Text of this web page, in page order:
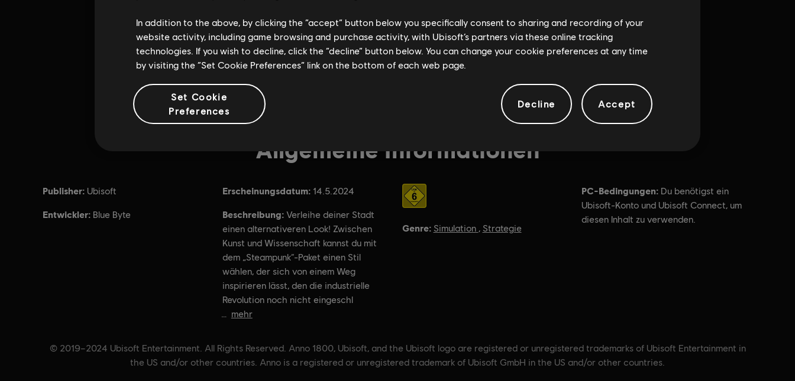
Allgemeine Informationen
Publisher: Ubisoft
Entwickler: Blue Byte
Erscheinungsdatum: 14.5.2024
Beschreibung: Verleihe deiner Stadt
einen alternativeren Look! Zwischen
Kunst und Wissenschaft kannst du mit
dem „Steampunk“-Paket einen Stil
wählen, der sich von einem Weg
inspirieren lässt, den die industrielle
Revolution noch nicht eingeschl
mehr
Bewertung :
Genre: Simulation , Strategie
PC-Bedingungen: Du benötigst ein
Ubisoft-Konto und Ubisoft Connect, um
diesen Inhalt zu verwenden.
© 2019–2024 Ubisoft Entertainment. All Rights Reserved. Anno 1800, Ubisoft, and the Ubisoft logo are registered or unregistered trademarks of Ubisoft Entertainment in
the US and/or other countries. Anno is a registered or unregistered trademark of Ubisoft GmbH in the US and/or other countries.
In addition to the above, by clicking the “accept” button below you specifically consent to sharing and recording of your
website activity, including game browsing and purchase activity, with Ubisoft’s partners via these online tracking
technologies. If you wish to decline, click the “decline” button below. You can change your cookie preferences at any time
by visiting the “Set Cookie Preferences” link on the bottom of each web page.
Set Cookie
Preferences
Decline Accept